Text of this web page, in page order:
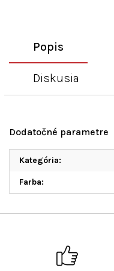
Popis
Diskusia
Dodatočné parametre
Kategória:
Farba: